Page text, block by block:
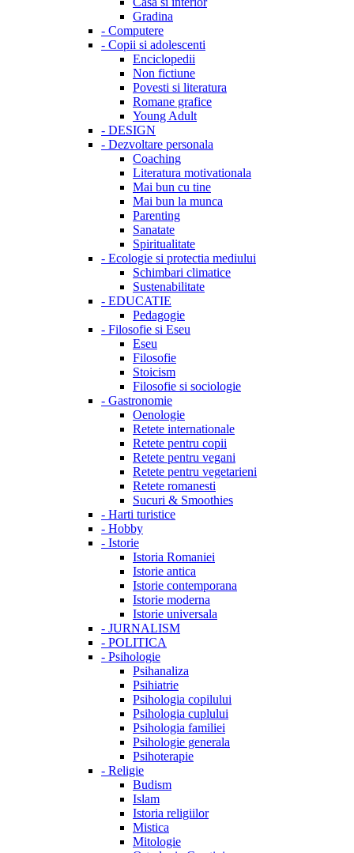
Gradina
- Computere
- Copii si adolescenti
Enciclopedii
Non fictiune
Povesti si literatura
Romane grafice
Young Adult
- DESIGN
- Dezvoltare personala
Coaching
Literatura motivationala
Mai bun cu tine
Mai bun la munca
Parenting
Sanatate
Spiritualitate
- Ecologie si protectia mediului
Schimbari climatice
Sustenabilitate
- EDUCATIE
Pedagogie
- Filosofie si Eseu
Eseu
Filosofie
Stoicism
Filosofie si sociologie
- Gastronomie
Oenologie
Retete internationale
Retete pentru copii
Retete pentru vegani
Retete pentru vegetarieni
Retete romanesti
Sucuri & Smoothies
- Harti turistice
- Hobby
- Istorie
Istoria Romaniei
Istorie antica
Istorie contemporana
Istorie moderna
Istorie universala
- JURNALISM
- POLITICA
- Psihologie
Psihanaliza
Psihiatrie
Psihologia copilului
Psihologia cuplului
Psihologia familiei
Psihologie generala
Psihoterapie
- Religie
Budism
Islam
Istoria religiilor
Mistica
Mitologie